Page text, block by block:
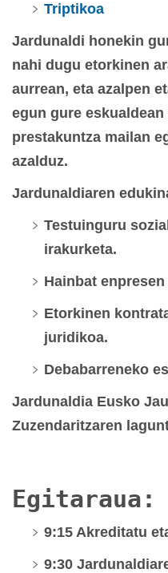
Triptikoa
Jardunaldi honekin
nahi dugu etorkinen
aurrean, eta azalpen
egun gure
prestakuntza mailan
azalduz.
Jardunaldiaren
Testuinguru
irakurketa.
Hainbat
Etorkinen
juridikoa.
Debabarreneko
Jardunaldia Eusko
Zuzendaritzaren
Egitaraua:
9:15 Akreditatu
9:30